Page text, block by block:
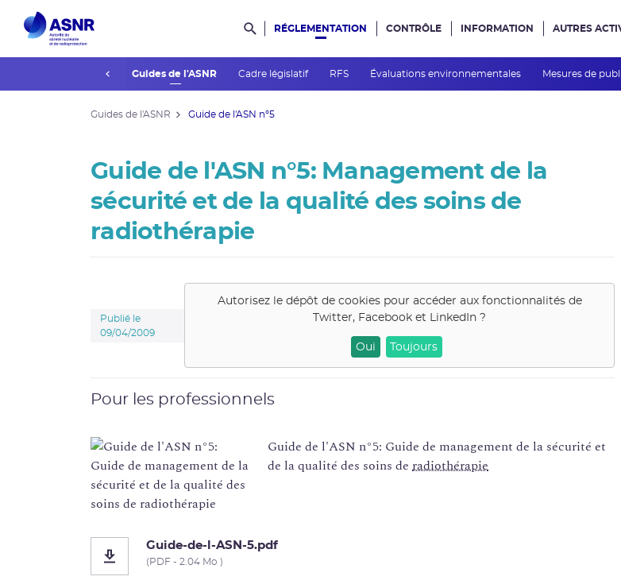
Rechercher dans le site
RÉGLEMENTATION
du public Guides de l'ASNR Cadre législatif RFS Évaluations environnementales Mesures de
CONTRÔLE INFORMATION AUTRES
Guides de l'ASNR Guide de l'ASN n°5
Guide de l'ASN n°5: Management de la
sécurité et de la qualité des soins de
radiothérapie
Publié le
09/04/2009
Autorisez le dépôt de cookies pour accéder aux fonctionnalités de
Twitter, Facebook et LinkedIn ?
Oui Toujours
Pour les professionnels
Guide de l'ASN n°5: Guide de management de la sécurité et
de la qualité des soins deradiothérapie
Guide-de-l-ASN-5.pdf
(PDF - 2.04 Mo )